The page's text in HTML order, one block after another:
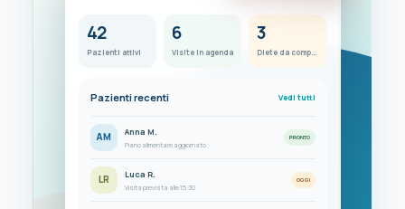
42
Pazienti attivi
6
Visite in agenda
3
Pazienti recenti Vedi tutti
AM Anna M.
Piano alimentare aggiornato
PRONTO
LR Luca R.
Visita prevista alle 15:30
OGGI